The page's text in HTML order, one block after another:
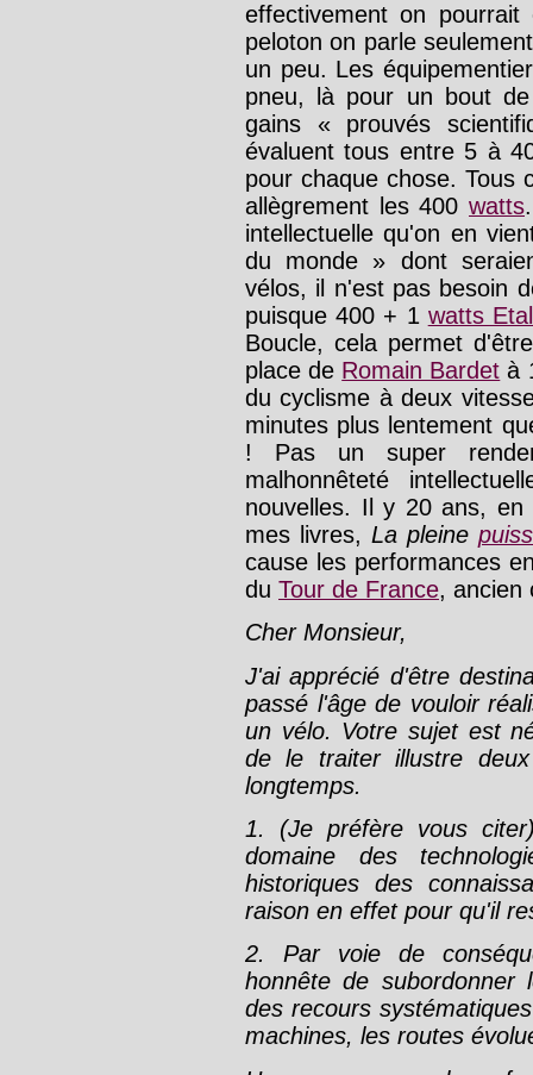
effectivement on
peloton on parle
un peu. Les
pneu, là pour un bout
gains « prouvés
évaluent tous entre 5 à
pour chaque chose. Tous
allègrement les 400 watts
intellectuelle qu'on en
du monde » dont
vélos, il n'est pas besoin
puisque 400 + 1 watts
Boucle, cela permet
place de Romain Bardet à
du cyclisme à deux
minutes plus lentement
! Pas un super
malhonnêteté
nouvelles. Il y 20 ans,
mes livres, La pleine
cause les performances
du Tour de France, ancien
Cher Monsieur,
J'ai apprécié d'être
passé l'âge de vouloir
un vélo. Votre sujet est
de le traiter illustre
longtemps.
1. (Je préfère vous
domaine des
historiques des
raison en effet pour qu'il
2. Par voie de
honnête de subordonner
des recours
machines, les routes